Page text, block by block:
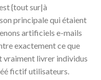
{tout sur|à
principale qui étaient
artificiels e-mails
exactement ce que
vraiment livrer individus
fictif utilisateurs.